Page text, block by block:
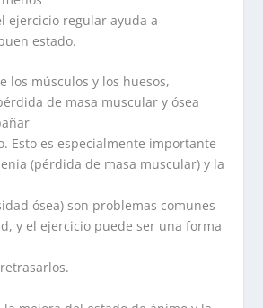
ejercicio regular ayuda a
estado.
los músculos y los huesos,
de masa muscular y ósea
Esto es especialmente importante
(pérdida de masa muscular) y la
ósea) son problemas comunes
y el ejercicio puede ser una forma